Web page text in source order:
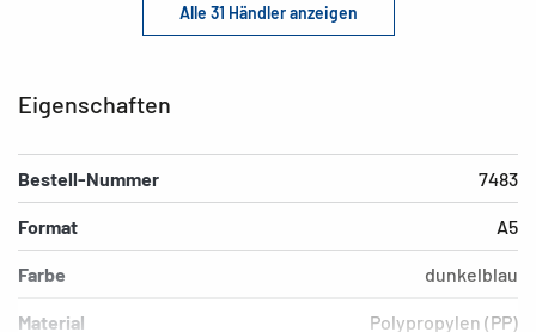
Alle 31 Händler anzeigen
Eigenschaften
Bestell-Nummer 7483
Format A5
Farbe dunkelblau
Material Polypropylen (PP)